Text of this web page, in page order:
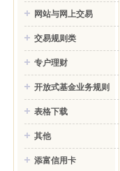
网站与网上交易
交易规则类
专户理财
开放式基金业务规则
表格下载
其他
添富信用卡